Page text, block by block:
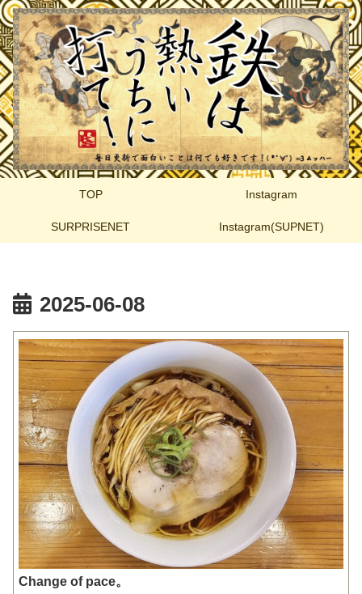
TOP Instagram
SURPRISENET Instagram(SUPNET)
2025-06-08
Change of pace。